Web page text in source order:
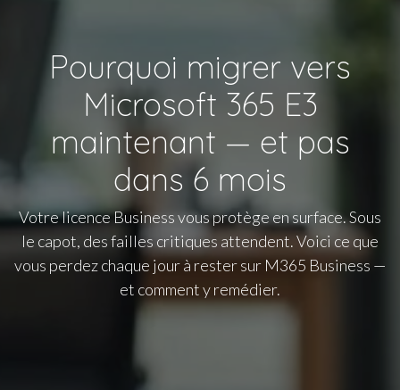
Pourquoi migrer vers
Microsoft 365 E3
maintenant — et pas
dans 6 mois
Votre licence Business vous protège en surface. Sous
le capot, des failles critiques attendent. Voici ce que
vous perdez chaque jour à rester sur M365 Business —
et comment y remédier.